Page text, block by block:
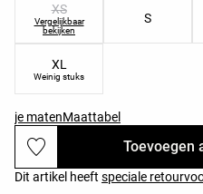
XS
Vergelijkbaar
bekijken
S
XL
Weinig stuks
je matenMaattabel
Toevoegen
Dit artikel heeft speciale